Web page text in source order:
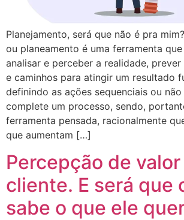
Planejamento, será que não é pra
ou planeamento é uma ferramenta
analisar e perceber a realidade,
e caminhos para atingir um resultado
definindo as ações sequenciais ou
complete um processo, sendo,
ferramenta pensada, racionalmente
que aumentam […]
Percepção de
cliente. E será que
sabe o que ele